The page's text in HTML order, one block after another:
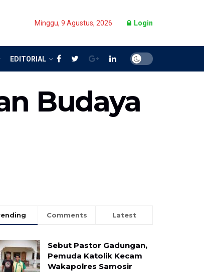
Minggu, 9 Agustus, 2026 Login
EDITORIAL
Budaya
Comments Latest
Sebut Pastor Gadungan,
Pemuda Katolik Kecam
Wakapolres Samosir